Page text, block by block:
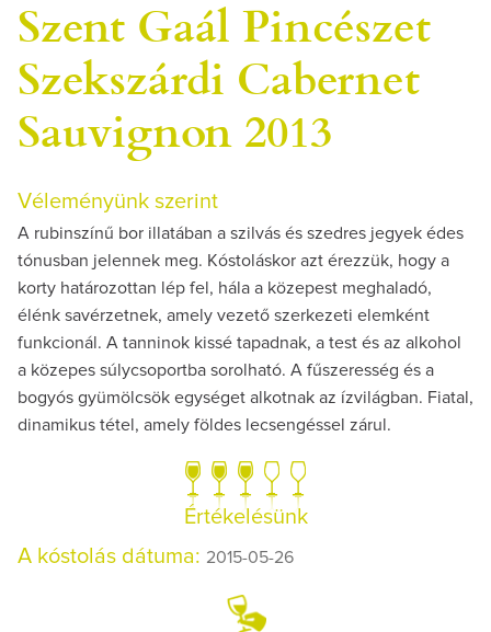
Szent Gaál Pincészet
Szekszárdi Cabernet
Sauvignon 2013
Véleményünk szerint
A rubinszínű bor illatában a szilvás és szedres jegyek édes
tónusban jelennek meg. Kóstoláskor azt érezzük, hogy a
korty határozottan lép fel, hála a közepest meghaladó,
élénk savérzetnek, amely vezető szerkezeti elemként
funkcionál. A tanninok kissé tapadnak, a test és az alkohol
a közepes súlycsoportba sorolható. A fűszeresség és a
bogyós gyümölcsök egységet alkotnak az ízvilágban. Fiatal,
dinamikus tétel, amely földes lecsengéssel zárul.
Értékelésünk
A kóstolás dátuma: 2015-05-26